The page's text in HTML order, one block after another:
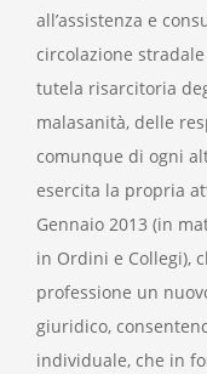
all’assistenza e
circolazione
tutela risarcitoria
malasanità, delle
comunque di ogni
esercita la propria
Gennaio 2013 (in
in Ordini e Collegi),
professione un
giuridico,
individuale, che in